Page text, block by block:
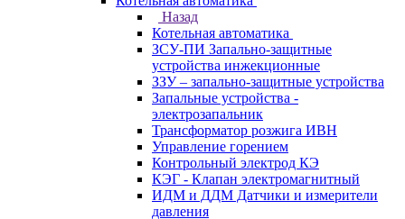
Назад
Котельная автоматика
ЗСУ-ПИ Запально-защитные
устройства инжекционные
ЗЗУ – запально-защитные устройства
Запальные устройства -
электрозапальник
Трансформатор розжига ИВН
Управление горением
Контрольный электрод КЭ
КЭГ - Клапан электромагнитный
ИДМ и ДДМ Датчики и измерители
давления